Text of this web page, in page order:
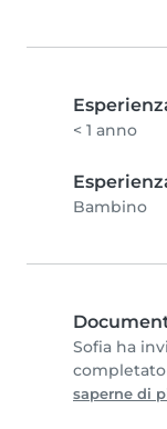
< 1 anno
Bambino
Sofia ha
saperne di